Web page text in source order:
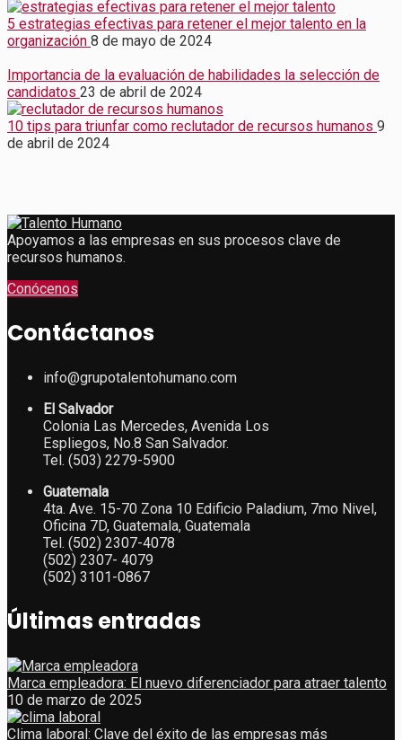
5 estrategias efectivas para retener el mejor talento en la
organización 8 de mayo de 2024
Importancia de la evaluación de habilidades la selección de
candidatos 23 de abril de 2024
10 tips para triunfar como reclutador de recursos humanos 9
de abril de 2024
Apoyamos a las empresas en sus procesos clave de
recursos humanos.
Conócenos
Contáctanos
info@grupotalentohumano.com
El Salvador
Colonia Las Mercedes, Avenida Los
Espliegos, No.8 San Salvador.
Tel. (503) 2279-5900
Guatemala
4ta. Ave. 15-70 Zona 10 Edificio Paladium, 7mo Nivel,
Oficina 7D, Guatemala, Guatemala
Tel. (502) 2307-4078
(502) 2307- 4079
(502) 3101-0867
Últimas entradas
Marca empleadora: El nuevo diferenciador para atraer talento
10 de marzo de 2025
Clima laboral: Clave del éxito de las empresas más